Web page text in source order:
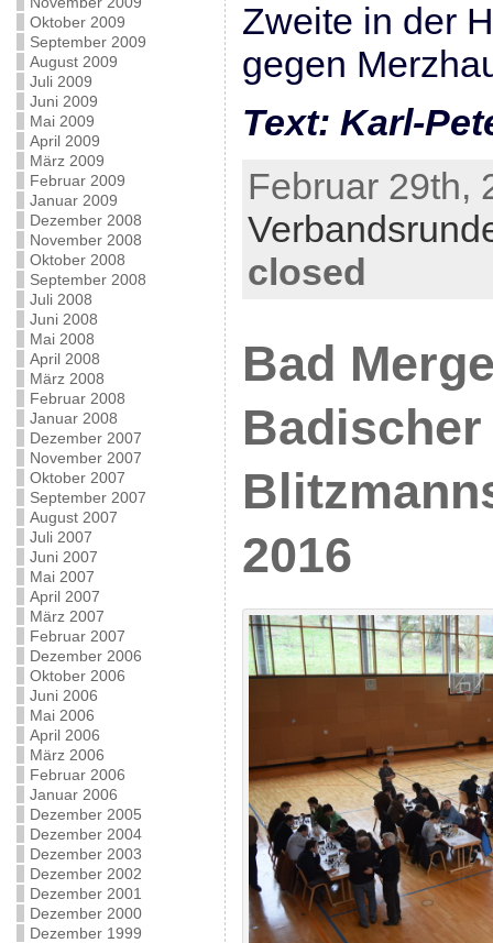
Oktober 2009
September 2009
August 2009
Juli 2009
Juni 2009
Mai 2009
April 2009
März 2009
Februar 2009
Januar 2009
Dezember 2008
November 2008
Oktober 2008
September 2008
Juli 2008
Juni 2008
Mai 2008
April 2008
März 2008
Februar 2008
Januar 2008
Dezember 2007
November 2007
Oktober 2007
September 2007
August 2007
Juli 2007
Juni 2007
Mai 2007
April 2007
März 2007
Februar 2007
Dezember 2006
Oktober 2006
Juni 2006
Mai 2006
April 2006
März 2006
Februar 2006
Januar 2006
Dezember 2005
Dezember 2004
Dezember 2003
Dezember 2002
Dezember 2001
Dezember 2000
Dezember 1999
Zweite in der
gegen
Text: Karl-
Februar 29th,
closed
Bad
Badischer
2016